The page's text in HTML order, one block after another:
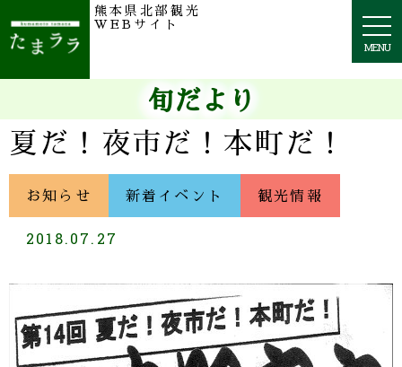
MENU
熊本県北部観光
WEBサイト
旬だより
夏だ！夜市だ！本町だ！
お知らせ 新着イベント 観光情報
2018.07.27